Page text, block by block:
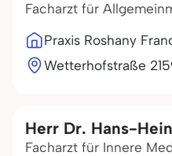
Facharzt für
Praxis Roshany
Wetterhofstraße 21
Herr Dr. Hans-
Facharzt für Innere